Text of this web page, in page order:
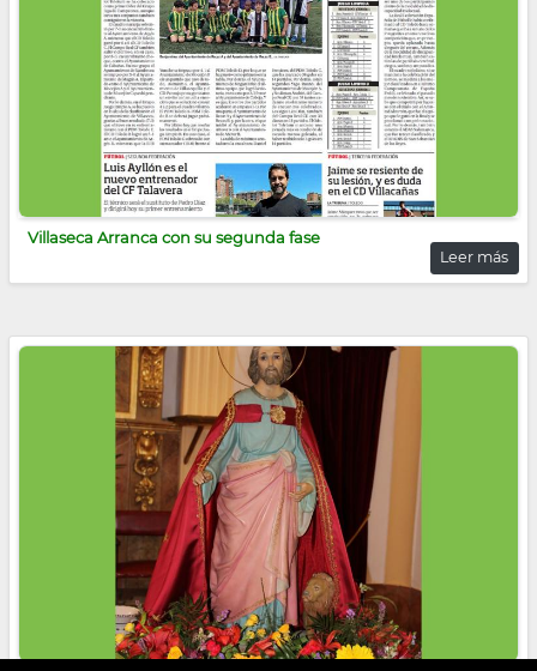
Villaseca Arranca con su segunda fase
Leer más